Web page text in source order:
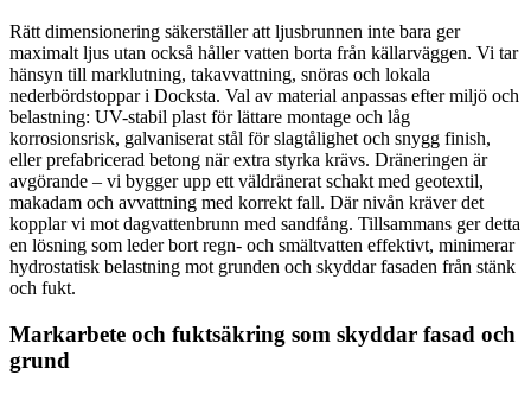
Rätt dimensionering säkerställer att ljusbrunnen inte bara ger
maximalt ljus utan också håller vatten borta från källarväggen. Vi tar
hänsyn till marklutning, takavvattning, snöras och lokala
nederbördstoppar i Docksta. Val av material anpassas efter miljö och
belastning: UV-stabil plast för lättare montage och låg
korrosionsrisk, galvaniserat stål för slagtålighet och snygg finish,
eller prefabricerad betong när extra styrka krävs. Dräneringen är
avgörande – vi bygger upp ett väldränerat schakt med geotextil,
makadam och avvattning med korrekt fall. Där nivån kräver det
kopplar vi mot dagvattenbrunn med sandfång. Tillsammans ger detta
en lösning som leder bort regn- och smältvatten effektivt, minimerar
hydrostatisk belastning mot grunden och skyddar fasaden från stänk
och fukt.
Markarbete och fuktsäkring som skyddar fasad och
grund